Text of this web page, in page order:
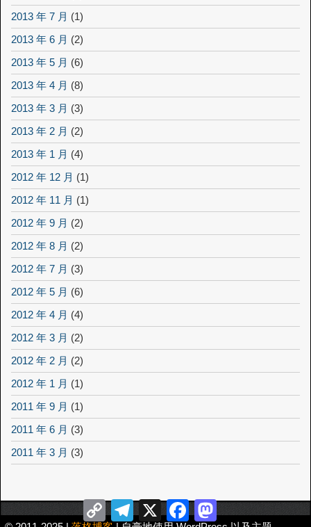
2013 年 7 月 (1)
2013 年 6 月 (2)
2013 年 5 月 (6)
2013 年 4 月 (8)
2013 年 3 月 (3)
2013 年 2 月 (2)
2013 年 1 月 (4)
2012 年 12 月 (1)
2012 年 11 月 (1)
2012 年 9 月 (2)
2012 年 8 月 (2)
2012 年 7 月 (3)
2012 年 5 月 (6)
2012 年 4 月 (4)
2012 年 3 月 (2)
2012 年 2 月 (2)
2012 年 1 月 (1)
2011 年 9 月 (1)
2011 年 6 月 (3)
2011 年 3 月 (3)
Copy
Link
Telegram
X FacebookMastodon